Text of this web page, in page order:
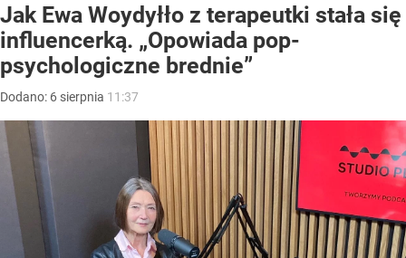
Jak Ewa Woydyłło z terapeutki stała się
influencerką. „Opowiada pop-
psychologiczne brednie”
Dodano: 6 sierpnia 11:37